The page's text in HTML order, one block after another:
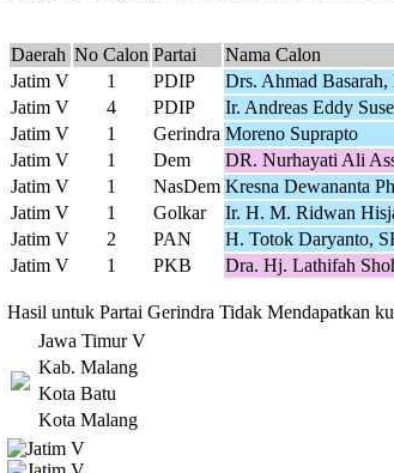
Daerah No Calon Partai Nama Calon
Jatim V
1 PDIP Drs. Ahmad
Jatim V
4 PDIP Ir. Andreas Eddy
Jatim V
1 Gerindra Moreno Suprapto
Jatim V
1 Dem DR. Nurhayati Ali
Jatim V
1 NasDem Kresna Dewananta
Jatim V
1 Golkar Ir. H. M. Ridwan
Jatim V
2 PAN H. Totok Daryanto,
Jatim V
1 PKB Dra. Hj. Lathifah
Hasil untuk Partai Gerindra Tidak Mendapatkan
Jawa Timur V
Kab. Malang
Kota Batu
Kota Malang